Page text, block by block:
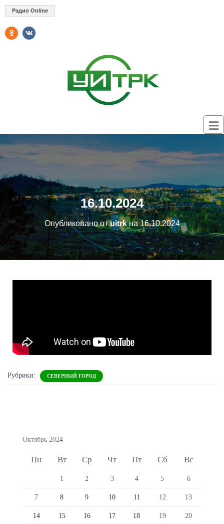
Радио Online
16.10.2024
Опубликовано отuitrkна16.10.2024
Рубрики: СЕВЕРНЫЙ ГОРОД
Октябрь 2024
Пн Вт Ср Чт Пт Сб Вс
1 2 3 4 5 6
7 8 9 10 11 12 13
14 15 16 17 18 19 20